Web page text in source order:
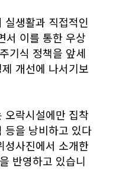
생활과 직접적인
서 이를 통한 우상
기식 정책을 앞세
개선에 나서기보
오락시설에만 집착
등을 낭비하고 있다
성사진에서 소개한
반영하고 있습니